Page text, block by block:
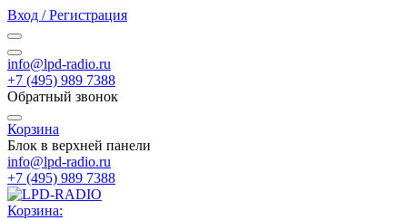
Вход / Регистрация
info@lpd-radio.ru
+7 (495) 989 7388
Обратный звонок
Корзина
Блок в верхней панели
info@lpd-radio.ru
+7 (495) 989 7388
Корзина: